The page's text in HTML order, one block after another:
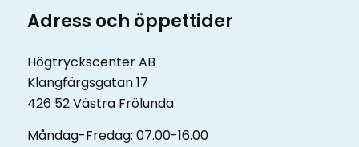
Adress och öppettider
Högtryckscenter AB
Klangfärgsgatan 17
426 52 Västra Frölunda
Måndag-Fredag: 07.00-16.00